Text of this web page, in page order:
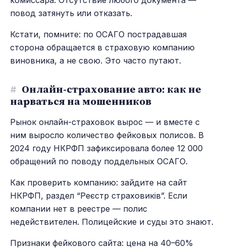
повод затянуть или отказать.
Кстати, помните: по ОСАГО пострадавшая
сторона обращается в страховую компанию
виновника, а не свою. Это часто путают.
# Онлайн-страхование авто: как не
нарваться на мошенников
Рынок онлайн-страховок вырос — и вместе с
ним выросло количество фейковых полисов. В
2024 году НКРФП зафиксировала более 12 000
обращений по поводу поддельных ОСАГО.
Как проверить компанию: зайдите на сайт
НКРФП, раздел “Реєстр страховиків”. Если
компании нет в реестре — полис
недействителен. Полицейские и суды это знают.
Признаки фейкового сайта: цена на 40–60%